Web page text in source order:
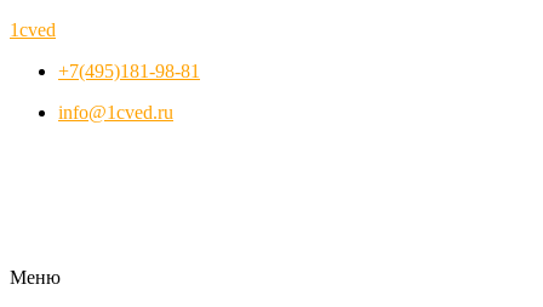
1cved
+7(495)181-98-81
info@1cved.ru
Меню